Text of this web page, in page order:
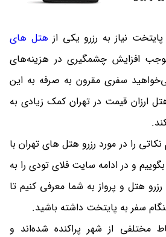
نیاز به رزرو یکی از هتل های
افزایش چشمگیری در هزینه‌های
سفری مقرون به صرفه به این
ارزان قیمت در تهران کمک زیادی به
را در مورد رزرو هتل های تهران با
و در ادامه سایت فلای تودی را به
هتل و پرواز به شما معرفی کنیم تا
سفر به پایتخت داشته باشید.
مختلفی از شهر پراکنده شده‌اند و